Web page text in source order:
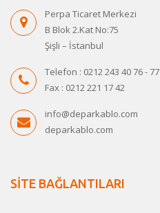
Perpa Ticaret Merkezi
B Blok 2.Kat No:75
Şişli – İstanbul
Telefon : 0212 243 40 76 - 77
Fax : 0212 221 17 42
info@deparkablo.com
deparkablo.com
SİTE BAĞLANTILARI